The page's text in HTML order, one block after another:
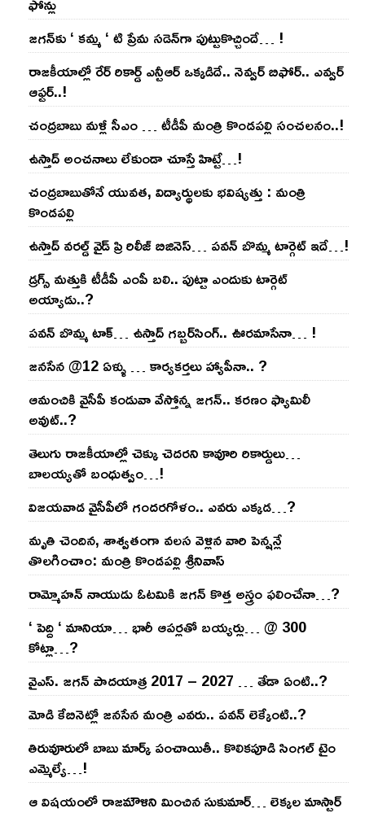
జ‌గ‌న్‌కు ‘ క‌మ్మ ‘ టి ప్రేమ స‌డెన్‌గా పుట్టుకొచ్చిందే… !
రాజ‌కీయాల్లో రేర్ రికార్డ్ ఎన్టీఆర్ ఒక్క‌డిదే.. నెవ్వ‌ర్ బిఫోర్‌.. ఎవ్వ‌ర్
ఆఫ్ట‌ర్‌..!
చంద్ర‌బాబు మ‌ళ్లీ సీఎం … టీడీపీ మంత్రి కొండ‌ప‌ల్లి సంచ‌ల‌నం..!
ఉస్తాద్ అంచ‌నాలు లేకుండా చూస్తే హిట్టే…!
చంద్ర‌బాబుతోనే యువ‌త‌, విద్యార్థుల‌కు భ‌విష్య‌త్తు : మంత్రి
కొండ‌ప‌ల్లి
ఉస్తాద్ వ‌ర‌ల్డ్ వైడ్ ప్రి రిలీజ్ బిజినెస్‌… ప‌వ‌న్ బొమ్మ టార్గెట్ ఇదే…!
డ్రగ్స్ మత్తుకి టీడీపీ ఎంపీ బలి.. పుట్టా ఎందుకు టార్గెట్
అయ్యాడు..?
ప‌వ‌న్ బొమ్మ టాక్‌… ఉస్తాద్ గ‌బ్బ‌ర్‌సింగ్‌.. ఊర‌మాసేనా… !
జనసేన @12 ఏళ్ళు … కార్యకర్తలు హ్యాపీనా.. ?
ఆమంచికి వైసీపీ కండువా వేస్తోన్న జ‌గ‌న్‌.. క‌ర‌ణం ఫ్యామిలీ
అవుట్‌..?
తెలుగు రాజ‌కీయాల్లో చెక్కు చెద‌ర‌ని కావూరి రికార్డులు…
బాల‌య్యతో బంధుత్వం…!
విజ‌య‌వాడ వైసీపీలో గంద‌ర‌గోళం.. ఎవ‌రు ఎక్క‌డ‌…?
మృతి చెందిన, శాశ్వతంగా వలస వెళ్లిన వారి పెన్ష‌న్లే
తొల‌గించాం: మంత్రి కొండపల్లి శ్రీనివాస్
రామ్మోహ‌న్ నాయుడు ఓట‌మికి జ‌గ‌న్ కొత్త అస్త్రం ఫ‌లించేనా…?
‘ పెద్ది ‘ మానియా… భారీ ఆప‌ర్ల‌తో బ‌య్య‌ర్లు… @ 300
కోట్లా…?
వైఎస్‌. జ‌గ‌న్ పాద‌యాత్ర 2017 – 2027 … తేడా ఏంటి..?
మోడి కేబినెట్లో జ‌నసేన మంత్రి ఎవ‌రు.. ప‌వ‌న్ లెక్కేంటి..?
తిరువూరులో బాబు మార్క్ పంచాయితీ.. కొలిక‌పూడి సింగ‌ల్ టైం
ఎమ్మెల్యే…!
ఆ విష‌యంలో రాజ‌మౌళిని మించిన సుకుమార్‌… లెక్క‌ల మాస్టార్